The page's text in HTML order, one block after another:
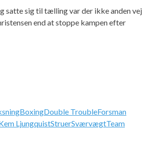
satte sig til tælling var der ikke anden vej
end at stoppe kampen efter
BoxingDouble TroubleForsman
LjungquistStruerSværvægtTeam